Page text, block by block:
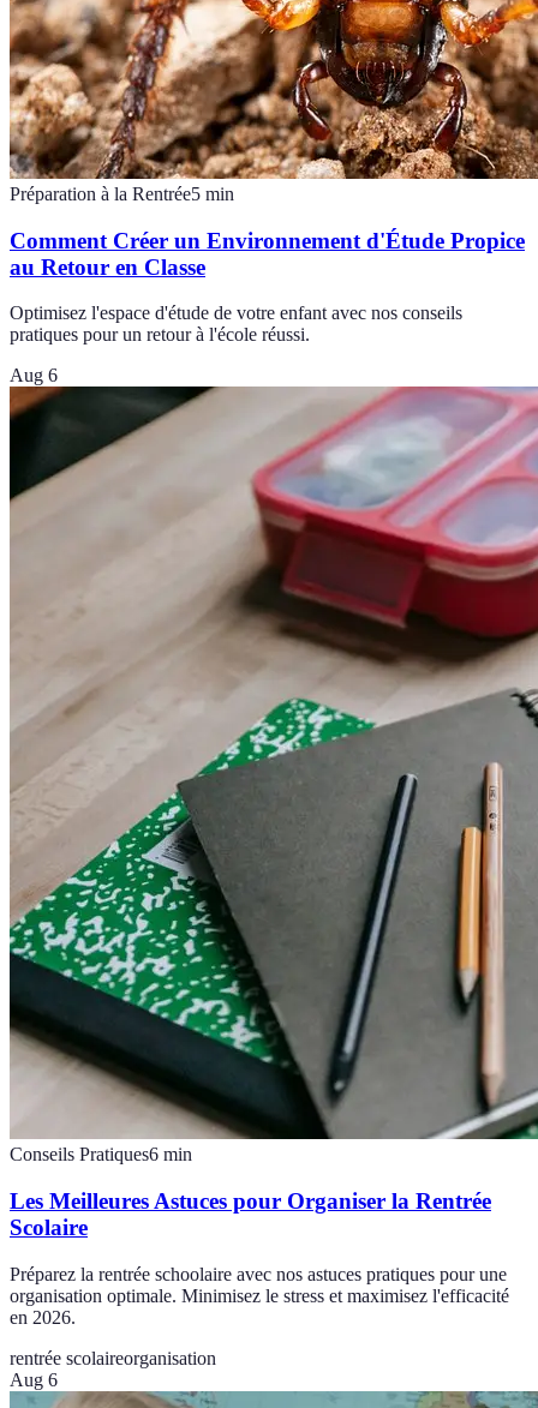
Préparation à la Rentrée5 min
Comment Créer un Environnement d'Étude Propice
au Retour en Classe
Optimisez l'espace d'étude de votre enfant avec nos conseils
pratiques pour un retour à l'école réussi.
Aug 6
Conseils Pratiques6 min
Les Meilleures Astuces pour Organiser la Rentrée
Scolaire
Préparez la rentrée schoolaire avec nos astuces pratiques pour une
organisation optimale. Minimisez le stress et maximisez l'efficacité
en 2026.
rentrée scolaireorganisation
Aug 6